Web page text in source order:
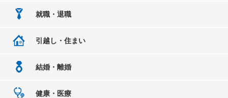
就職・退職
引越し・住まい
結婚・離婚
健康・医療